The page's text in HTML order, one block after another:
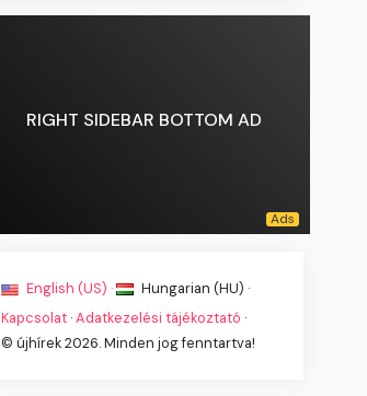
RIGHT SIDEBAR BOTTOM AD
English (US) ·
Hungarian (HU) ·
Kapcsolat ·Adatkezelési tájékoztató ·
© újhírek 2026. Minden jog fenntartva!